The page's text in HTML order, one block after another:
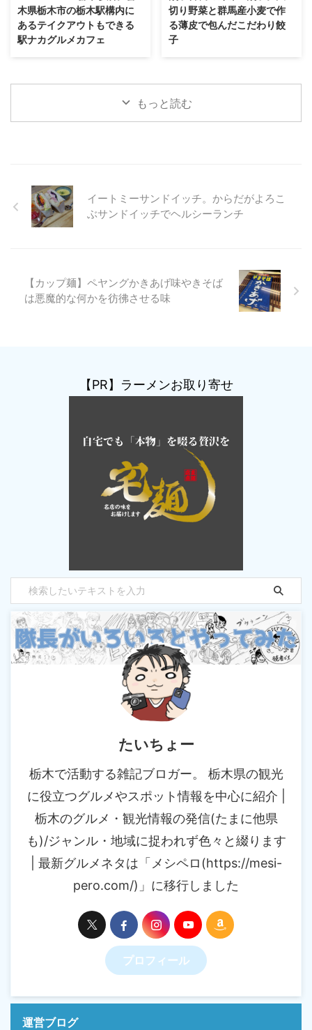
木県栃木市の栃木駅構内に
あるテイクアウトもできる
駅ナカグルメカフェ
切り野菜と群馬産小麦で作
る薄皮で包んだこだわり餃
子
もっと読む
イートミーサンドイッチ。からだがよろこ
ぶサンドイッチでヘルシーランチ
【カップ麺】ペヤングかきあげ味やきそば
は悪魔的な何かを彷彿させる味
【PR】ラーメンお取り寄せ
たいちょー
栃木で活動する雑記ブロガー。 栃木県の観光
に役立つグルメやスポット情報を中心に紹介 |
栃木のグルメ・観光情報の発信(たまに他県
も)/ジャンル・地域に捉われず色々と綴ります
| 最新グルメネタは「メシペロ(https://mesi-
pero.com/)」に移行しました
プロフィール
運営ブログ